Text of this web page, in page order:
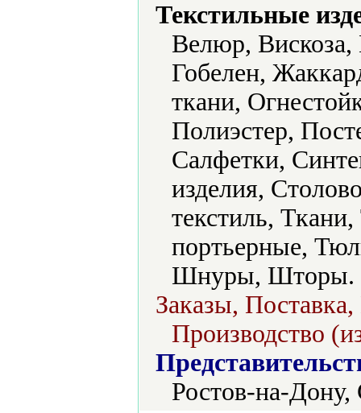
Текстильные
Велюр,
Гобелен,
ткани,
Полиэстер,
Салфетки,
изделия,
текстиль,
портьерные,
Шнуры,
Заказы,
Производство
Ростов-на-Дону,